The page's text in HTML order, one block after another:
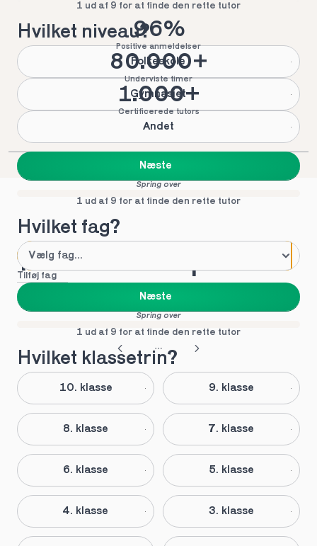
1 ud af 9 for at finde den rette tutor
Hvilket niveau?
Folkeskole
Gymnasiet
Andet
Næste
Spring over
1 ud af 9 for at finde den rette tutor
Hvilket fag?
Tilføj fag
Næste
Spring over
1 ud af 9 for at finde den rette tutor
Hvilket klassetrin?
10. klasse 9. klasse
8. klasse 7. klasse
6. klasse 5. klasse
4. klasse 3. klasse
96%
Positive anmeldelser
80.000+
Underviste timer
1.000+
Certificerede tutors
Mød vores top tutors
i Frederiksværk